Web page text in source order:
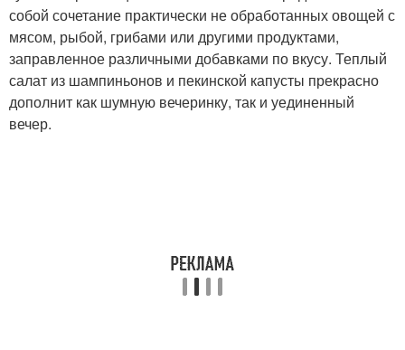
собой сочетание практически не обработанных овощей с
мясом, рыбой, грибами или другими продуктами,
заправленное различными добавками по вкусу. Теплый
салат из шампиньонов и пекинской капусты прекрасно
дополнит как шумную вечеринку, так и уединенный
вечер.